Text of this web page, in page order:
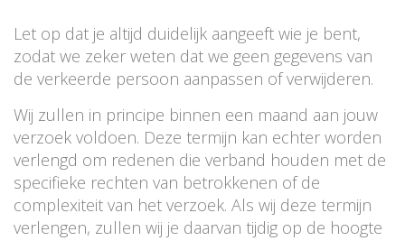
Let op dat je altijd duidelijk aangeeft wie je bent,
zodat we zeker weten dat we geen gegevens van
de verkeerde persoon aanpassen of verwijderen.
Wij zullen in principe binnen een maand aan jouw
verzoek voldoen. Deze termijn kan echter worden
verlengd om redenen die verband houden met de
specifieke rechten van betrokkenen of de
complexiteit van het verzoek. Als wij deze termijn
verlengen, zullen wij je daarvan tijdig op de hoogte